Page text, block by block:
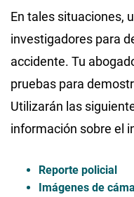
En tales situaciones,
investigadores para
accidente. Tu
pruebas para
Utilizarán las
información sobre el
Reporte policial
Imágenes de